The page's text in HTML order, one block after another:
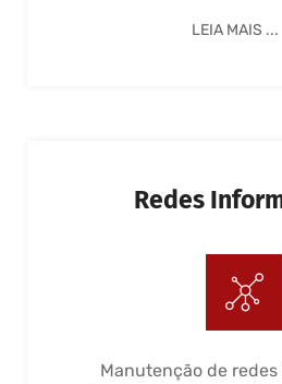
LEIA MAIS ...
Redes
Manutenção de